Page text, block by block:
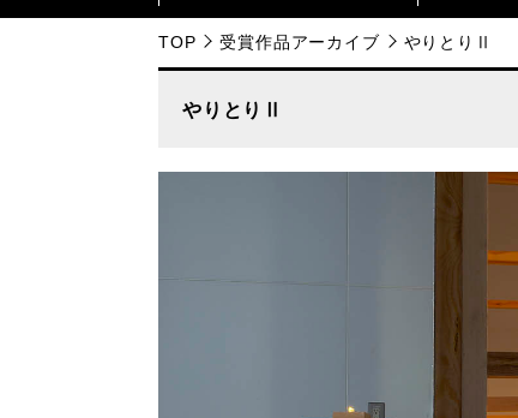
TOP 受賞作品アーカイブ やりとりⅡ
やりとりⅡ